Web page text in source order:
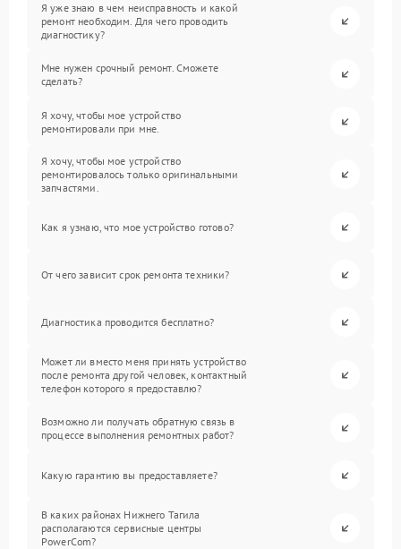
Я уже знаю в чем неисправность и какой
ремонт необходим. Для чего проводить
диагностику?
Мне нужен срочный ремонт. Сможете
сделать?
Я хочу, чтобы мое устройство
ремонтировали при мне.
Я хочу, чтобы мое устройство
ремонтировалось только оригинальными
запчастями.
Как я узнаю, что мое устройство готово?
От чего зависит срок ремонта техники?
Диагностика проводится бесплатно?
Может ли вместо меня принять устройство
после ремонта другой человек, контактный
телефон которого я предоставлю?
Возможно ли получать обратную связь в
процессе выполнения ремонтных работ?
Какую гарантию вы предоставляете?
В каких районах Нижнего Тагила
располагаются сервисные центры
PowerCom?